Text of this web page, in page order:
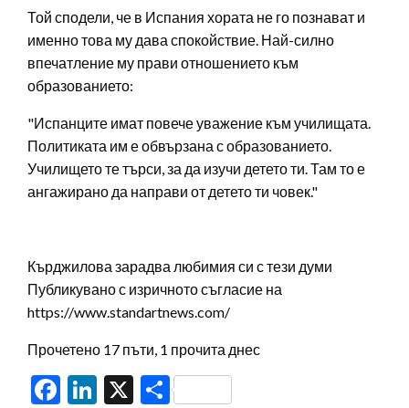
Той сподели, че в Испания хората не го познават и
именно това му дава спокойствие. Най-силно
впечатление му прави отношението към
образованието:
"Испанците имат повече уважение към училищата.
Политиката им е обвързана с образованието.
Училището те търси, за да изучи детето ти. Там то е
ангажирано да направи от детето ти човек."
Кърджилова зарадва любимия си с тези думи
Публикувано с изричното съгласие на
https://www.standartnews.com/
Прочетено 17 пъти, 1 прочита днес
Facebook
LinkedIn
X Share